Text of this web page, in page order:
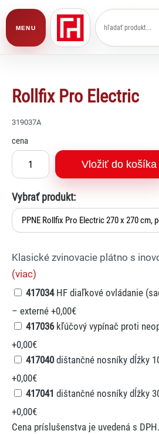
MENU
Rollfix Pro Electric
319037A
cena
Vložiť do košíka
Vybrať produkt:
Klasické zvinovacie plátno s
(viac)
417034HF diaľkové ovládanie
– externé +0,00€
417036kľúčový vypínač proti
+0,00€
417040 dištančné nosníky dĺžky
+0,00€
417041 dištančné nosníky dĺžky
+0,00€
Cena príslušenstva je uvedená s DPH.